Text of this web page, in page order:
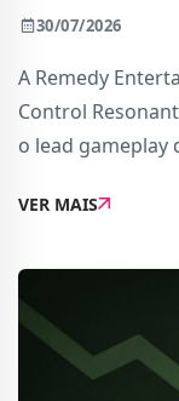
30/07/2026
A Remedy
Control
o lead gameplay
de design que
VER MAIS